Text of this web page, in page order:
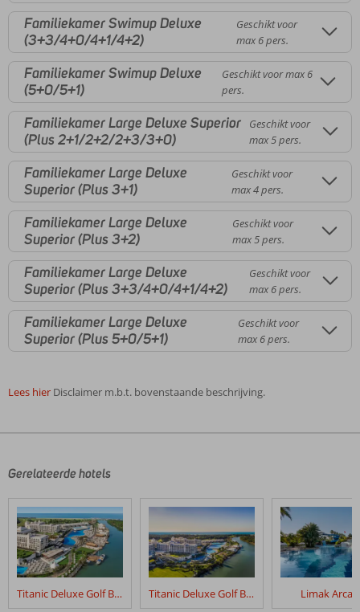
Familiekamer Swimup Deluxe
(3+3/4+0/4+1/4+2)
Geschikt voor
max 6 pers.
Familiekamer Swimup Deluxe
(5+0/5+1)
Geschikt voor max 6
pers.
Familiekamer Large Deluxe Superior
(Plus 2+1/2+2/2+3/3+0)
Geschikt voor
max 5 pers.
Familiekamer Large Deluxe
Superior (Plus 3+1)
Geschikt voor
max 4 pers.
Familiekamer Large Deluxe
Superior (Plus 3+2)
Geschikt voor
max 5 pers.
Familiekamer Large Deluxe
Superior (Plus 3+3/4+0/4+1/4+2)
Geschikt voor
max 6 pers.
Familiekamer Large Deluxe
Superior (Plus 5+0/5+1)
Geschikt voor
max 6 pers.
Lees hier Disclaimer m.b.t. bovenstaande beschrijving.
door
klanten
geschreven
na
hun
verblijf
Gural
Gerelateerde hotels
Titanic Deluxe Golf Belek Titanic Deluxe Golf Belek - Golfpakket Limak